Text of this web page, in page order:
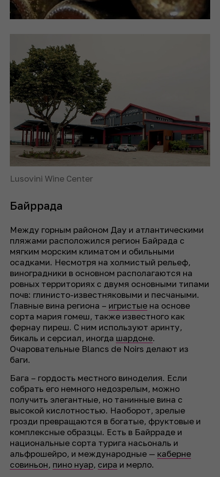
Lusovini Wine Center
Байррада
Между горным районом Дау и атлантическими
пляжами расположился регион Байрада с
мягким морским климатом и обильными
осадками. Несмотря на холмистый рельеф,
виноградники в основном располагаются на
ровных территориях с двумя основными типами
почв: глинисто-известняковыми и песчаными.
Главные вина региона – игристые на основе
сорта мария гомеш, также известного как
фернау пиреш. С ним используют аринту,
бикаль и серсиал, иногда шардоне.
Очаровательные Blancs de Noirs делают из
баги.
Бага – гордость местного виноделия. Если
собрать его немного недозрелым, можно
получить элегантные, но танинные вина с
высокой кислотностью. Наоборот, зрелые
грозди превращаются в богатые, фруктовые и
комплексные образцы. Есть в Байрраде и
национальные сорта турига насьональ и
альфрошейро, и международные — каберне
совиньон, пино нуар, сира и мерло.